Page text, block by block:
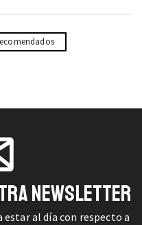
NEWSLETTER
al día con respecto a